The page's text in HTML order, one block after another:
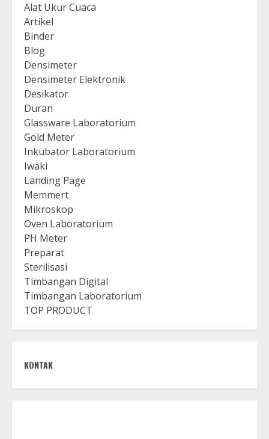
Alat Ukur Cuaca
Artikel
Binder
Blog
Densimeter
Densimeter Elektronik
Desikator
Duran
Glassware Laboratorium
Gold Meter
Inkubator Laboratorium
Iwaki
Landing Page
Memmert
Mikroskop
Oven Laboratorium
PH Meter
Preparat
Sterilisasi
Timbangan Digital
Timbangan Laboratorium
TOP PRODUCT
KONTAK